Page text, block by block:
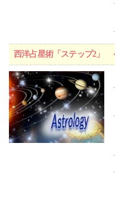
西洋占星術「ステップ2」